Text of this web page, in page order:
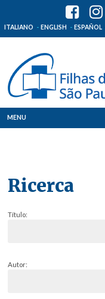
ITALIANO ENGLISH ESPAÑOL
MENU
Ricerca
Título:
Autor: